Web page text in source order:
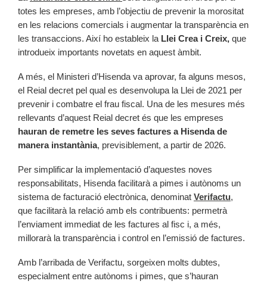
totes les empreses, amb l’objectiu de prevenir la morositat
en les relacions comercials i augmentar la transparència en
les transaccions. Així ho estableix la Llei Crea i Creix, que
introdueix importants novetats en aquest àmbit.
A més, el Ministeri d’Hisenda va aprovar, fa alguns mesos,
el Reial decret pel qual es desenvolupa la Llei de 2021 per
prevenir i combatre el frau fiscal. Una de les mesures més
rellevants d’aquest Reial decret és que les empreses
hauran de remetre les seves factures a Hisenda de
manera instantània, previsiblement, a partir de 2026.
Per simplificar la implementació d’aquestes noves
responsabilitats, Hisenda facilitarà a pimes i autònoms un
sistema de facturació electrònica, denominat Verifactu,
que facilitarà la relació amb els contribuents: permetrà
l’enviament immediat de les factures al fisc i, a més,
millorarà la transparència i control en l’emissió de factures.
Amb l’arribada de Verifactu, sorgeixen molts dubtes,
especialment entre autònoms i pimes, que s’hauran